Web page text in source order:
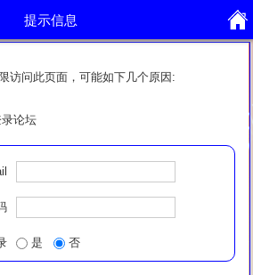
提示信息
访问此页面，可能如下几个原因:
论坛
是 否